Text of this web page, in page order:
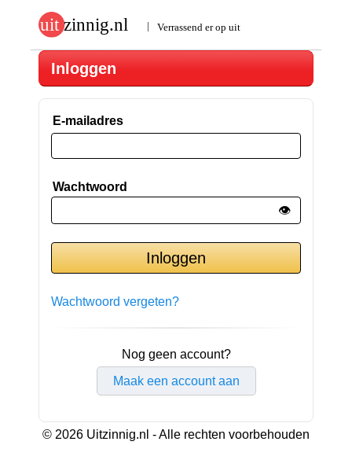
Inloggen
E-mailadres
Wachtwoord
👁️
Wachtwoord vergeten?
Nog geen account?
Maak een account aan
© 2026 Uitzinnig.nl - Alle rechten voorbehouden